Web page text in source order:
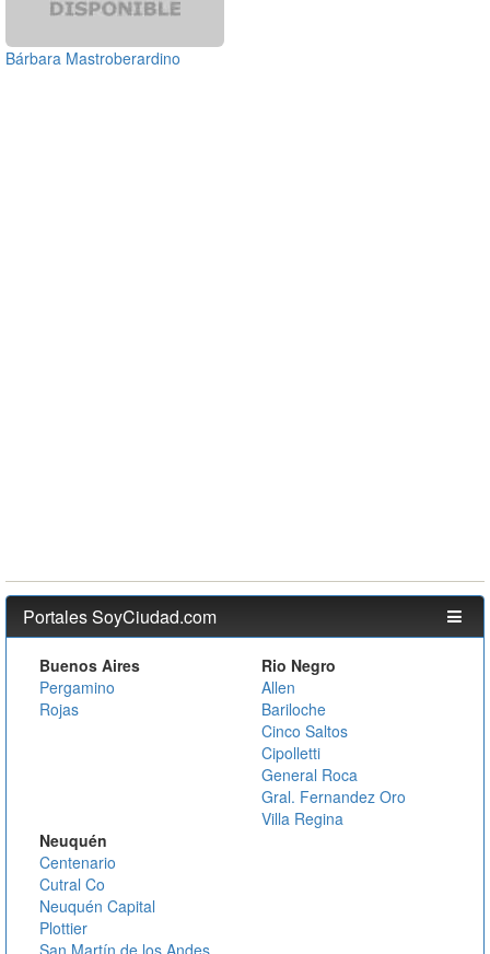
Bárbara Mastroberardino
Portales SoyCiudad.com
Buenos Aires
Pergamino
Rojas
Rio Negro
Allen
Bariloche
Cinco Saltos
Cipolletti
General Roca
Gral. Fernandez Oro
Villa Regina
Neuquén
Centenario
Cutral Co
Neuquén Capital
Plottier
San Martín de los Andes